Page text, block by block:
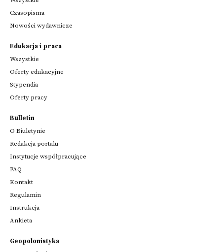
Czasopisma
Nowości wydawnicze
Edukacja i praca
Wszystkie
Oferty edukacyjne
Stypendia
Oferty pracy
Bulletin
O Biuletynie
Redakcja portalu
Instytucje współpracujące
FAQ
Kontakt
Regulamin
Instrukcja
Ankieta
Geopolonistyka